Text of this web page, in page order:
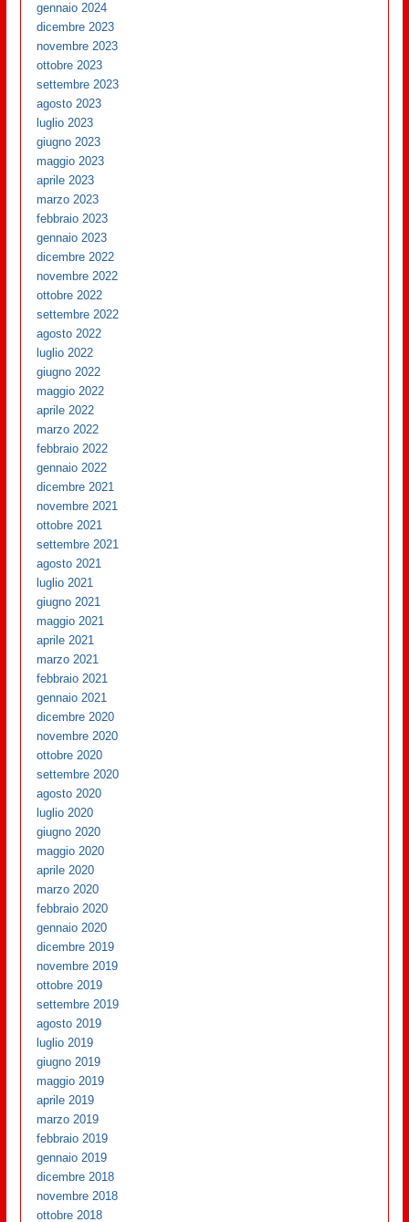
gennaio 2024
dicembre 2023
novembre 2023
ottobre 2023
settembre 2023
agosto 2023
luglio 2023
giugno 2023
maggio 2023
aprile 2023
marzo 2023
febbraio 2023
gennaio 2023
dicembre 2022
novembre 2022
ottobre 2022
settembre 2022
agosto 2022
luglio 2022
giugno 2022
maggio 2022
aprile 2022
marzo 2022
febbraio 2022
gennaio 2022
dicembre 2021
novembre 2021
ottobre 2021
settembre 2021
agosto 2021
luglio 2021
giugno 2021
maggio 2021
aprile 2021
marzo 2021
febbraio 2021
gennaio 2021
dicembre 2020
novembre 2020
ottobre 2020
settembre 2020
agosto 2020
luglio 2020
giugno 2020
maggio 2020
aprile 2020
marzo 2020
febbraio 2020
gennaio 2020
dicembre 2019
novembre 2019
ottobre 2019
settembre 2019
agosto 2019
luglio 2019
giugno 2019
maggio 2019
aprile 2019
marzo 2019
febbraio 2019
gennaio 2019
dicembre 2018
novembre 2018
ottobre 2018